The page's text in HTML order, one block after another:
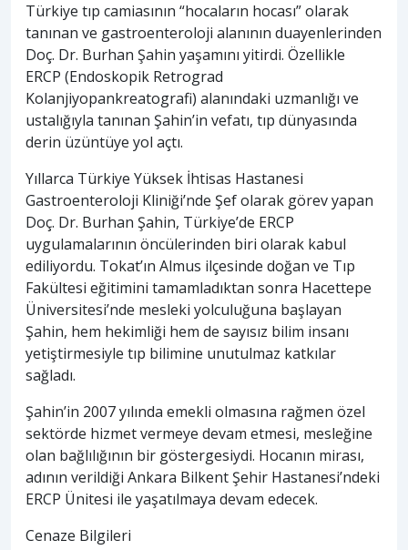
Türkiye tıp camiasının “hocaların hocası” olarak
tanınan ve gastroenteroloji alanının duayenlerinden
Doç. Dr. Burhan Şahin yaşamını yitirdi. Özellikle
ERCP (Endoskopik Retrograd
Kolanjiyopankreatografi) alanındaki uzmanlığı ve
ustalığıyla tanınan Şahin’in vefatı, tıp dünyasında
derin üzüntüye yol açtı.
Yıllarca Türkiye Yüksek İhtisas Hastanesi
Gastroenteroloji Kliniği’nde Şef olarak görev yapan
Doç. Dr. Burhan Şahin, Türkiye’de ERCP
uygulamalarının öncülerinden biri olarak kabul
ediliyordu. Tokat’ın Almus ilçesinde doğan ve Tıp
Fakültesi eğitimini tamamladıktan sonra Hacettepe
Üniversitesi’nde mesleki yolculuğuna başlayan
Şahin, hem hekimliği hem de sayısız bilim insanı
yetiştirmesiyle tıp bilimine unutulmaz katkılar
sağladı.
Şahin’in 2007 yılında emekli olmasına rağmen özel
sektörde hizmet vermeye devam etmesi, mesleğine
olan bağlılığının bir göstergesiydi. Hocanın mirası,
adının verildiği Ankara Bilkent Şehir Hastanesi’ndeki
ERCP Ünitesi ile yaşatılmaya devam edecek.
Cenaze Bilgileri